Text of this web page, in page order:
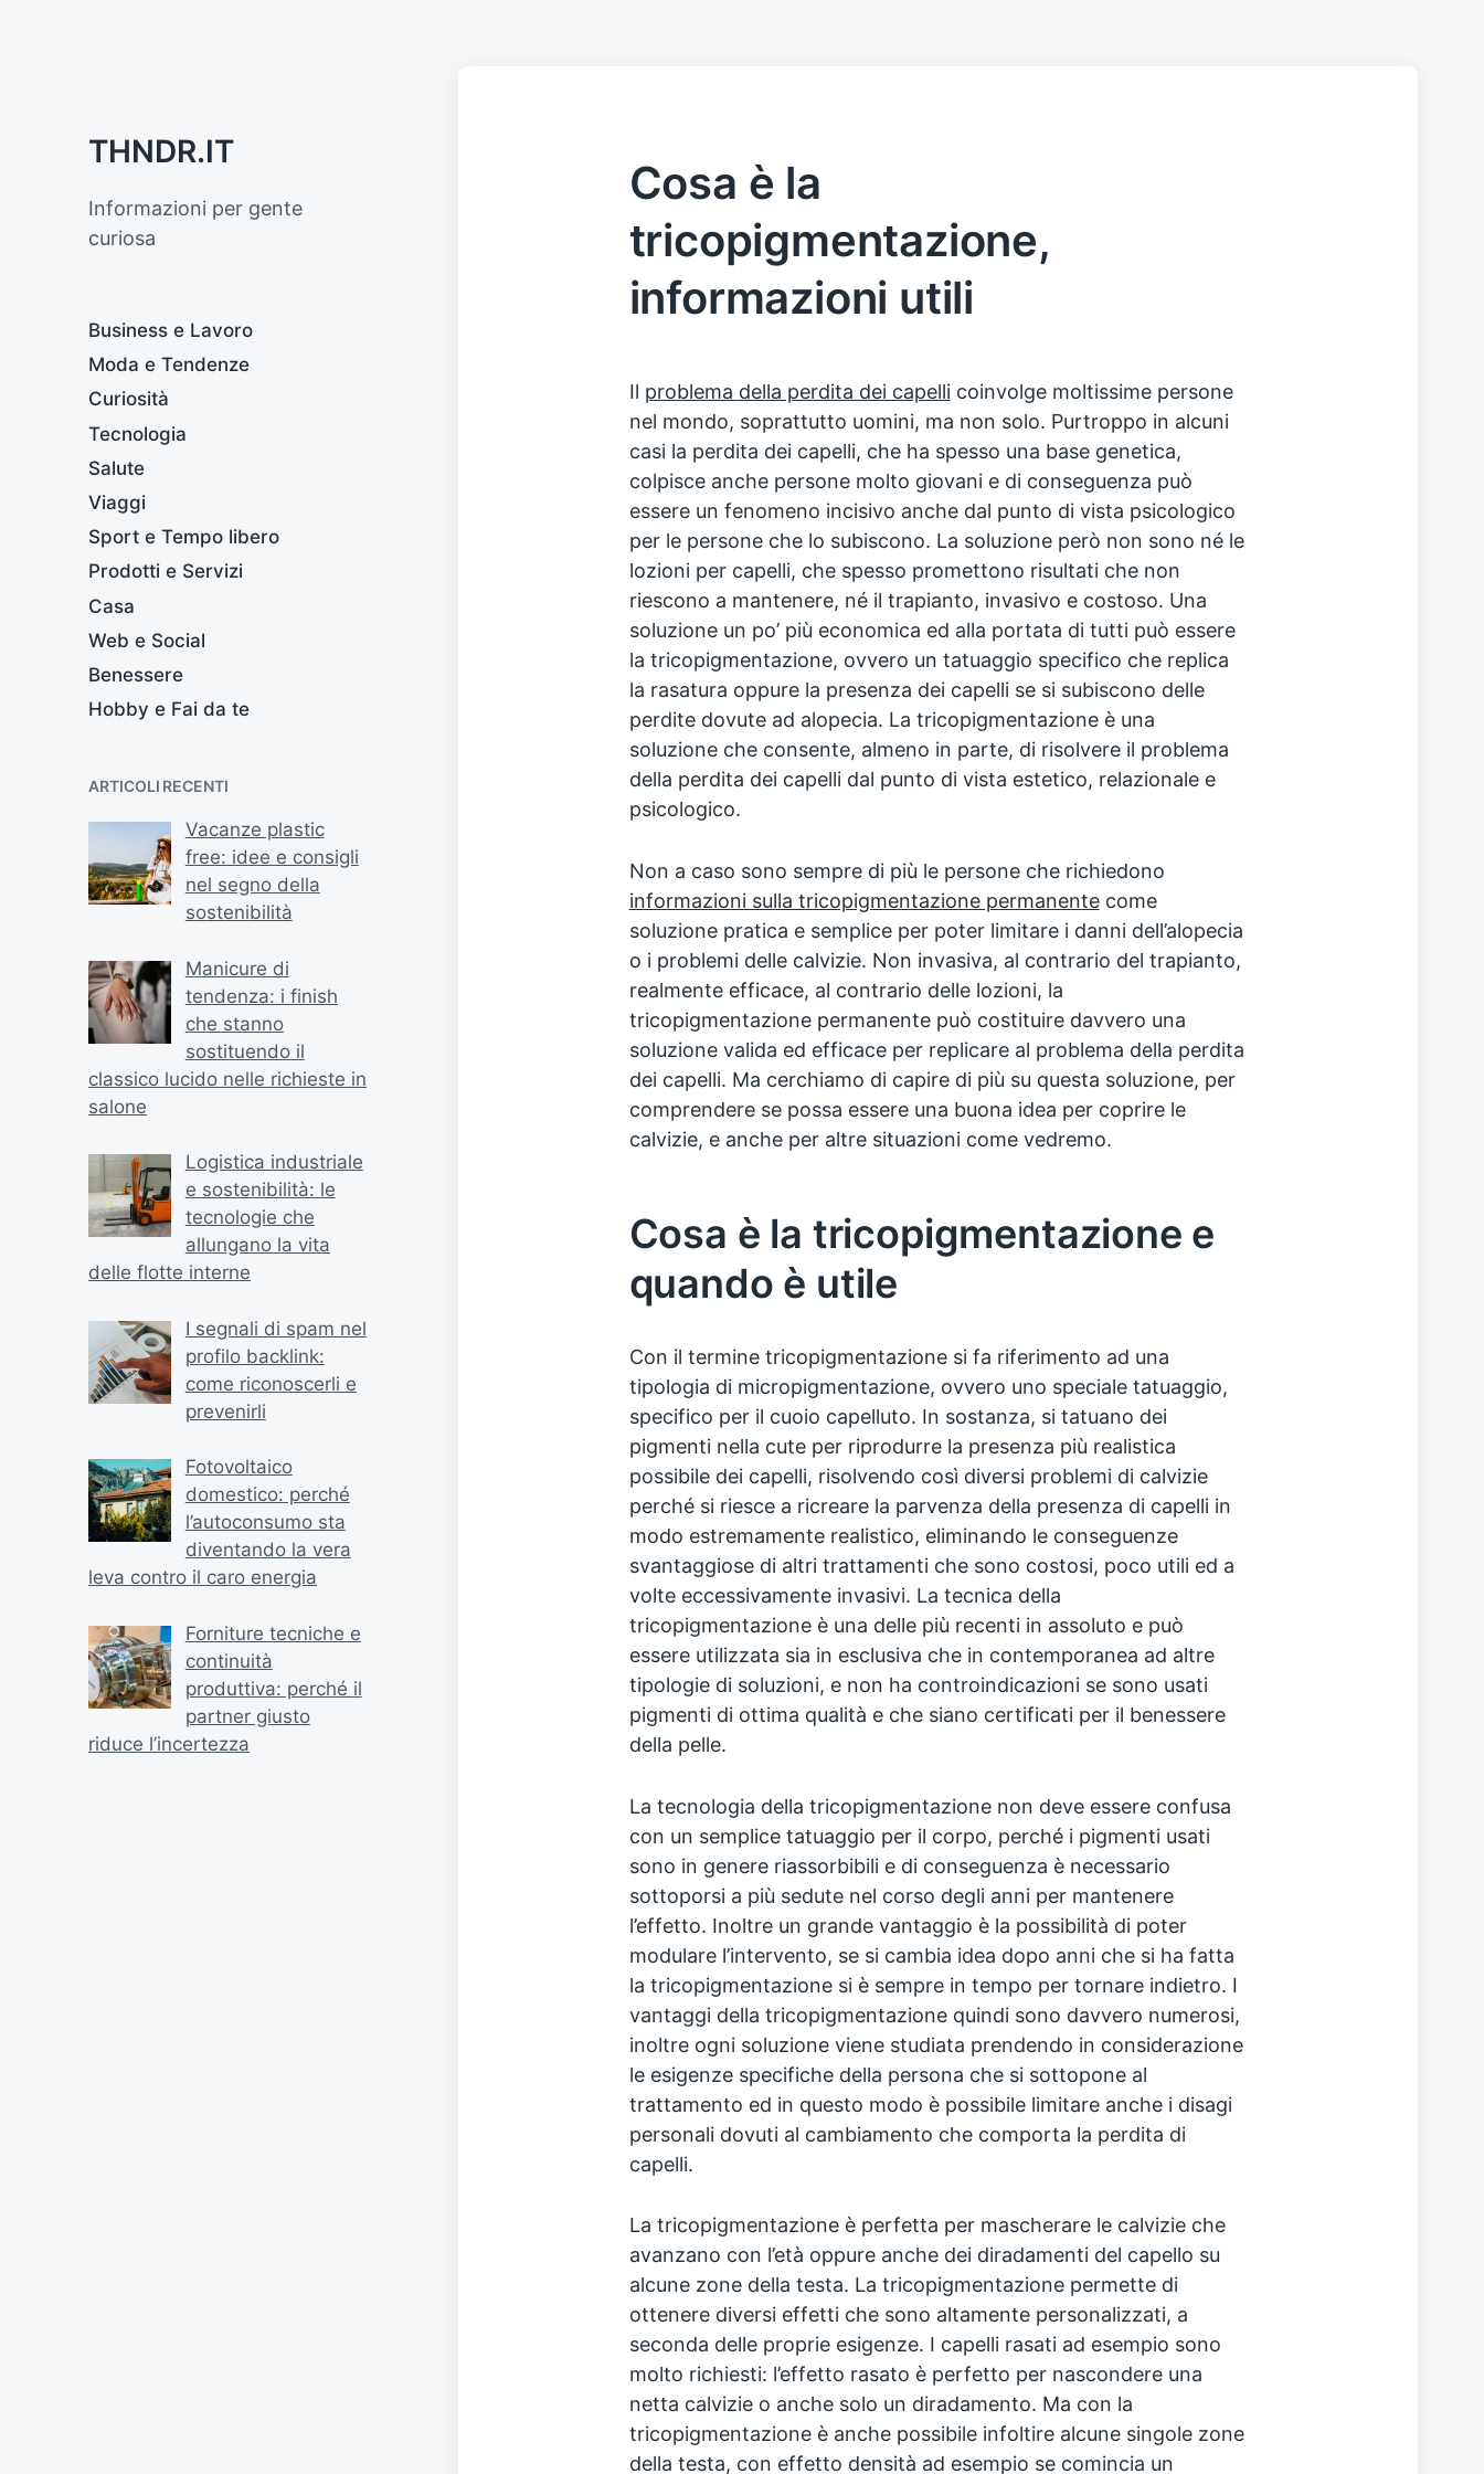
THNDR.IT
Informazioni per gente
curiosa
Business e Lavoro
Moda e Tendenze
Curiosità
Tecnologia
Salute
Viaggi
Sport e Tempo libero
Prodotti e Servizi
Casa
Web e Social
Benessere
Hobby e Fai da te
ARTICOLI RECENTI
Vacanze plastic
free: idee e consigli
nel segno della
sostenibilità
Manicure di
tendenza: i finish
che stanno
sostituendo il
classico lucido nelle richieste in
salone
Logistica industriale
e sostenibilità: le
tecnologie che
allungano la vita
delle flotte interne
I segnali di spam nel
profilo backlink:
come riconoscerli e
prevenirli
Fotovoltaico
domestico: perché
l’autoconsumo sta
diventando la vera
leva contro il caro energia
Forniture tecniche e
continuità
produttiva: perché il
partner giusto
riduce l’incertezza
Cosa è la
tricopigmentazione,
informazioni utili
Il problema della perdita dei capellicoinvolge moltissime persone
nel mondo, soprattutto uomini, ma non solo. Purtroppo in alcuni
casi la perdita dei capelli, che ha spesso una base genetica,
colpisce anche persone molto giovani e di conseguenza può
essere un fenomeno incisivo anche dal punto di vista psicologico
per le persone che lo subiscono. La soluzione però non sono né le
lozioni per capelli, che spesso promettono risultati che non
riescono a mantenere, né il trapianto, invasivo e costoso. Una
soluzione un po’ più economica ed alla portata di tutti può essere
la tricopigmentazione, ovvero un tatuaggio specifico che replica
la rasatura oppure la presenza dei capelli se si subiscono delle
perdite dovute ad alopecia. La tricopigmentazione è una
soluzione che consente, almeno in parte, di risolvere il problema
della perdita dei capelli dal punto di vista estetico, relazionale e
psicologico.
Non a caso sono sempre di più le persone che richiedono
informazioni sulla tricopigmentazione permanentecome
soluzione pratica e semplice per poter limitare i danni dell’alopecia
o i problemi delle calvizie. Non invasiva, al contrario del trapianto,
realmente efficace, al contrario delle lozioni, la
tricopigmentazione permanente può costituire davvero una
soluzione valida ed efficace per replicare al problema della perdita
dei capelli. Ma cerchiamo di capire di più su questa soluzione, per
comprendere se possa essere una buona idea per coprire le
calvizie, e anche per altre situazioni come vedremo.
Cosa è la tricopigmentazione e
quando è utile
Con il termine tricopigmentazione si fa riferimento ad una
tipologia di micropigmentazione, ovvero uno speciale tatuaggio,
specifico per il cuoio capelluto. In sostanza, si tatuano dei
pigmenti nella cute per riprodurre la presenza più realistica
possibile dei capelli, risolvendo così diversi problemi di calvizie
perché si riesce a ricreare la parvenza della presenza di capelli in
modo estremamente realistico, eliminando le conseguenze
svantaggiose di altri trattamenti che sono costosi, poco utili ed a
volte eccessivamente invasivi. La tecnica della
tricopigmentazione è una delle più recenti in assoluto e può
essere utilizzata sia in esclusiva che in contemporanea ad altre
tipologie di soluzioni, e non ha controindicazioni se sono usati
pigmenti di ottima qualità e che siano certificati per il benessere
della pelle.
La tecnologia della tricopigmentazione non deve essere confusa
con un semplice tatuaggio per il corpo, perché i pigmenti usati
sono in genere riassorbibili e di conseguenza è necessario
sottoporsi a più sedute nel corso degli anni per mantenere
l’effetto. Inoltre un grande vantaggio è la possibilità di poter
modulare l’intervento, se si cambia idea dopo anni che si ha fatta
la tricopigmentazione si è sempre in tempo per tornare indietro. I
vantaggi della tricopigmentazione quindi sono davvero numerosi,
inoltre ogni soluzione viene studiata prendendo in considerazione
le esigenze specifiche della persona che si sottopone al
trattamento ed in questo modo è possibile limitare anche i disagi
personali dovuti al cambiamento che comporta la perdita di
capelli.
La tricopigmentazione è perfetta per mascherare le calvizie che
avanzano con l’età oppure anche dei diradamenti del capello su
alcune zone della testa. La tricopigmentazione permette di
ottenere diversi effetti che sono altamente personalizzati, a
seconda delle proprie esigenze. I capelli rasati ad esempio sono
molto richiesti: l’effetto rasato è perfetto per nascondere una
netta calvizie o anche solo un diradamento. Ma con la
tricopigmentazione è anche possibile infoltire alcune singole zone
della testa, con effetto densità ad esempio se comincia un